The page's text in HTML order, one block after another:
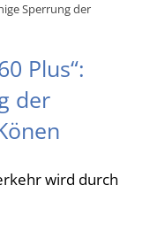
Sperrung der
Plus“:
der
wird durch